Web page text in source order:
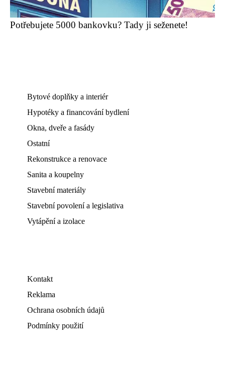
Potřebujete 5000 bankovku? Tady ji seženete!
Bytové doplňky a interiér
Hypotéky a financování bydlení
Okna, dveře a fasády
Ostatní
Rekonstrukce a renovace
Sanita a koupelny
Stavební materiály
Stavební povolení a legislativa
Vytápění a izolace
Kontakt
Reklama
Ochrana osobních údajů
Podmínky použití